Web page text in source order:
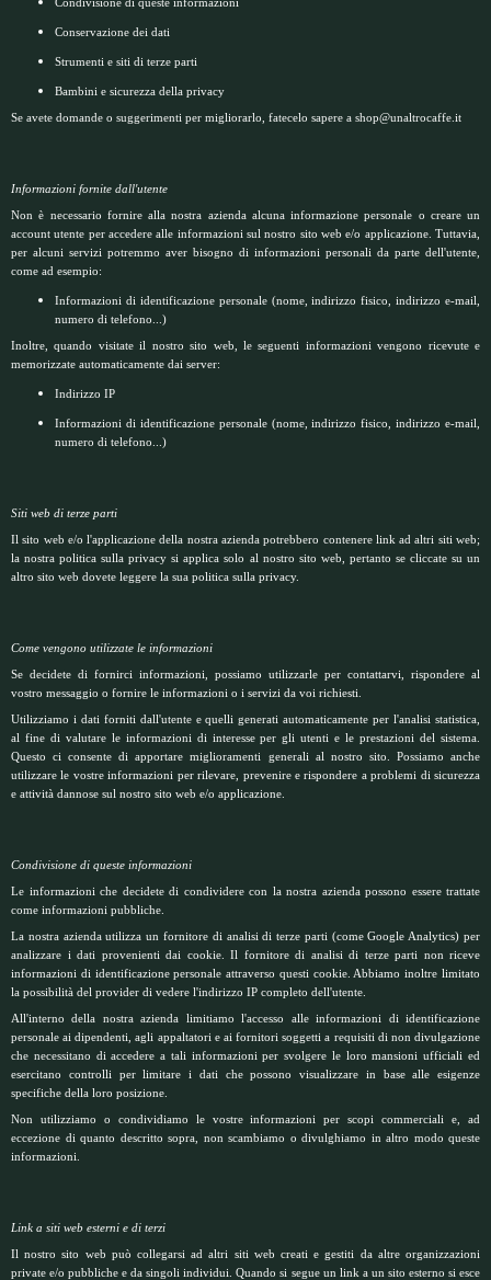
Conservazione dei dati
Strumenti e siti di terze parti
Bambini e sicurezza della privacy
Se avete domande o suggerimenti per migliorarlo, fatecelo sapere a shop@unaltrocaffe.it
Informazioni fornite dall'utente
Non è necessario fornire alla nostra azienda alcuna informazione personale o creare un
account utente per accedere alle informazioni sul nostro sito web e/o applicazione. Tuttavia,
per alcuni servizi potremmo aver bisogno di informazioni personali da parte dell'utente,
come ad esempio:
Informazioni di identificazione personale (nome, indirizzo fisico, indirizzo e-mail,
numero di telefono...)
Inoltre, quando visitate il nostro sito web, le seguenti informazioni vengono ricevute e
memorizzate automaticamente dai server:
Indirizzo IP
Informazioni di identificazione personale (nome, indirizzo fisico, indirizzo e-mail,
numero di telefono...)
Siti web di terze parti
Il sito web e/o l'applicazione della nostra azienda potrebbero contenere link ad altri siti web;
la nostra politica sulla privacy si applica solo al nostro sito web, pertanto se cliccate su un
altro sito web dovete leggere la sua politica sulla privacy.
Come vengono utilizzate le informazioni
Se decidete di fornirci informazioni, possiamo utilizzarle per contattarvi, rispondere al
vostro messaggio o fornire le informazioni o i servizi da voi richiesti.
Utilizziamo i dati forniti dall'utente e quelli generati automaticamente per l'analisi statistica,
al fine di valutare le informazioni di interesse per gli utenti e le prestazioni del sistema.
Questo ci consente di apportare miglioramenti generali al nostro sito. Possiamo anche
utilizzare le vostre informazioni per rilevare, prevenire e rispondere a problemi di sicurezza
e attività dannose sul nostro sito web e/o applicazione.
Condivisione di queste informazioni
Le informazioni che decidete di condividere con la nostra azienda possono essere trattate
come informazioni pubbliche.
La nostra azienda utilizza un fornitore di analisi di terze parti (come Google Analytics) per
analizzare i dati provenienti dai cookie. Il fornitore di analisi di terze parti non riceve
informazioni di identificazione personale attraverso questi cookie. Abbiamo inoltre limitato
la possibilità del provider di vedere l'indirizzo IP completo dell'utente.
All'interno della nostra azienda limitiamo l'accesso alle informazioni di identificazione
personale ai dipendenti, agli appaltatori e ai fornitori soggetti a requisiti di non divulgazione
che necessitano di accedere a tali informazioni per svolgere le loro mansioni ufficiali ed
esercitano controlli per limitare i dati che possono visualizzare in base alle esigenze
specifiche della loro posizione.
Non utilizziamo o condividiamo le vostre informazioni per scopi commerciali e, ad
eccezione di quanto descritto sopra, non scambiamo o divulghiamo in altro modo queste
informazioni.
Link a siti web esterni e di terzi
Il nostro sito web può collegarsi ad altri siti web creati e gestiti da altre organizzazioni
private e/o pubbliche e da singoli individui. Quando si segue un link a un sito esterno si esce